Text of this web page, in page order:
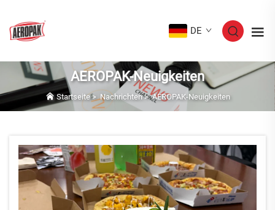
DE
AEROPAK-Neuigkeiten
Startseite>Nachrichten>AEROPAK-Neuigkeiten